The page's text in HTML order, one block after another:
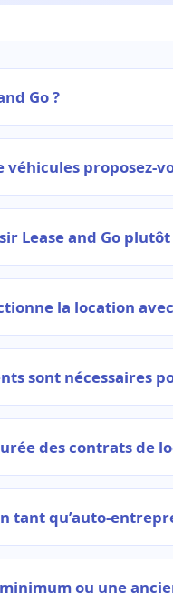
Go ?
véhicules proposez-
Lease and Go
la location avec
sont nécessaires
des contrats de
tant qu’auto-
ou une